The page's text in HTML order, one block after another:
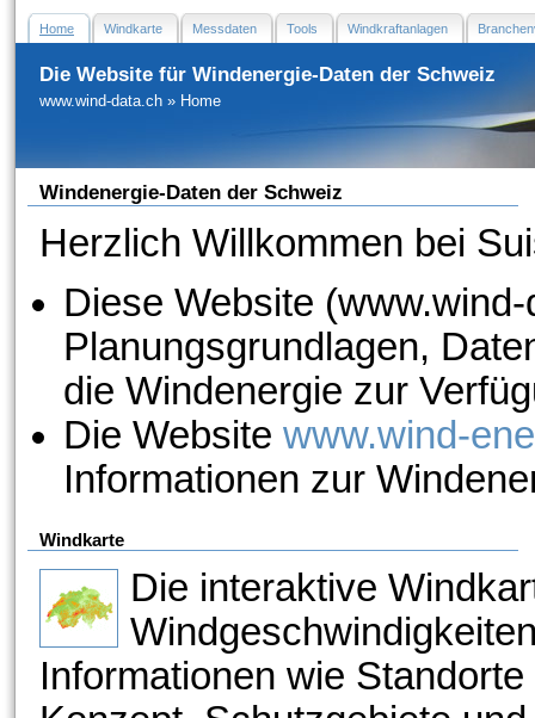
Home Windkarte Messdaten Tools Windkraftanlagen
Die Website für Windenergie-Daten der Schweiz
www.wind-data.ch » Home
Windenergie-Daten der Schweiz
Herzlich Willkommen bei
Diese Website
Planungsgrundlagen,
die Windenergie zur
Die Website www.wind-
Informationen zur
Windkarte
Die interaktive
Informationen wie